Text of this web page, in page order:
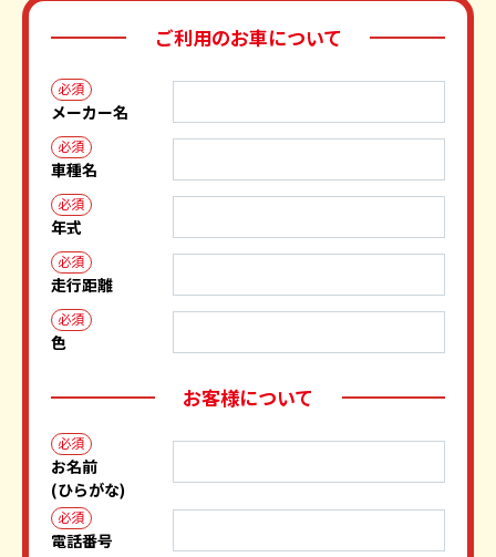
ご利用のお車について
必須
メーカー名
必須
車種名
必須
年式
必須
走行距離
必須
色
お客様について
必須
お名前
(ひらがな)
必須
電話番号